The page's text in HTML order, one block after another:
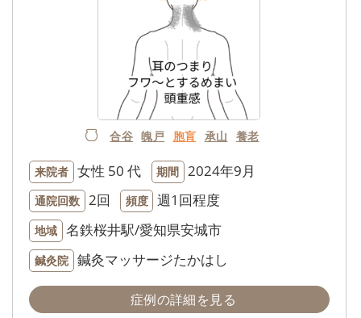
合谷 魄戸 胞肓 承山 養老
来院者 女性 50 代 期間 2024年9月
通院回数 2回 頻度 週1回程度
地域 名鉄桜井駅/愛知県安城市
鍼灸院 鍼灸マッサージたかはし
症例の詳細を見る